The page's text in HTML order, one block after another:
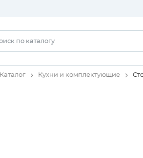
Каталог Кухни и комплектующие